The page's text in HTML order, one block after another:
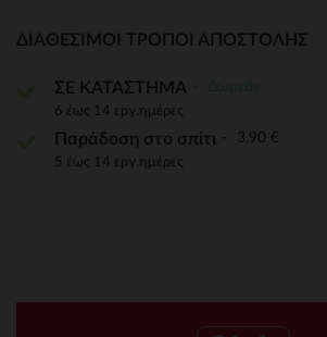
ΔΙΑΘΈΣΙΜΟΙ ΤΡΌΠΟΙ ΑΠΟΣΤΟΛΉΣ
ΣΕ ΚΑΤΑΣΤΗΜΑ
6 έως 14 εργ.ημέρες
Παράδοση στο σπίτι 3,90 €
5 έως 14 εργ.ημέρες